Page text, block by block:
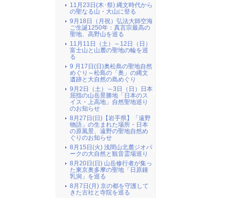
11月23日(木･祭) 縄文時代から
の聖なる山・大山に登る
9月18日（月祝）弘法大師空海
ご生誕1250年：真言宗最高の
聖地、高野山を巡る
11月11日（土）～12日（日）
富士山と山麓の聖地の輪を巡
る
9 月17日(日)奥松島の聖地自然
めぐり～松島の「奥」の縄文
遺跡と大自然の島めぐり
9月2日（土）～3日（日）日本
屈指の山岳景勝地「日本のス
イス・上高地」自然聖地巡り
のお知らせ
8月27日(日)【岩手県】「遠野
物語」の生まれた場所・日本
の原風景、遠野の聖地自然め
ぐりのお知らせ
8月15日(火) 浅間山北麓ジオパ
ークの大自然と観音霊場巡り
8月20日(日) 山岳修行者が集っ
た東京奥多摩の聖地「日原鍾
乳洞」を巡る
8月7日(月) 京の都を守護して
きた古社と寺院を巡る